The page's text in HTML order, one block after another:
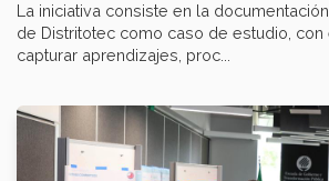
La iniciativa consiste en la
de Distritotec como caso de estudio,
capturar aprendizajes, proc...